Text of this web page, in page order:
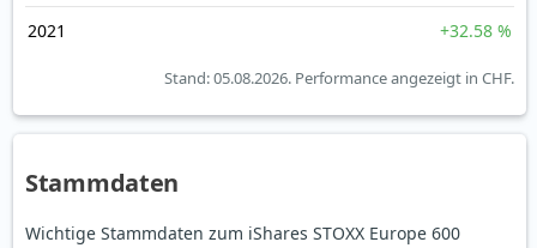
2021 +32.58 %
Stand: 05.08.2026. Performance angezeigt in CHF.
Stammdaten
Wichtige Stammdaten zum iShares STOXX Europe 600